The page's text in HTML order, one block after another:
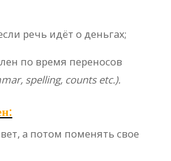
речь идёт о деньгах;
по время переносов
spelling, counts etc.).
а потом поменять свое